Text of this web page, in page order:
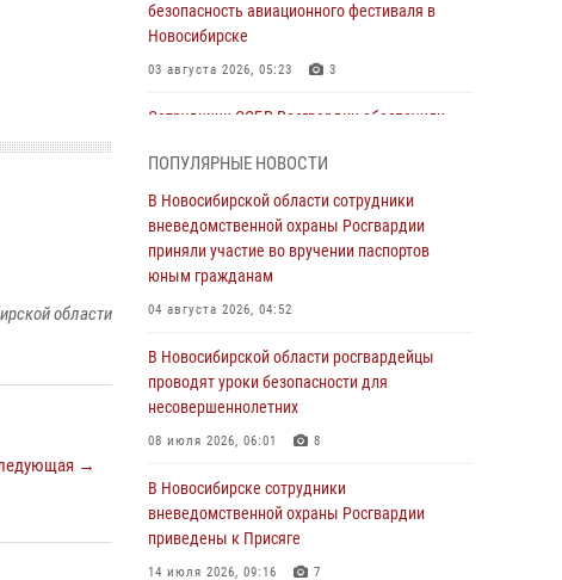
области
→
безопасность авиационного фестиваля в
Новосибирске
03 августа 2026, 05:23 3
Сотрудники СОБР Росгвардии обеспечили
обысков в рамках расследования серии
мошенничеств
31 июля 2026, 07:52
В Новосибирском военном институте
30 июля 2026, 08:11 8
При силовой поддержке бойцов ОМОН и
СОБР Росгвардии пресечена деятельность
сфере страхования
29 июля 2026, 05:19
В Новосибирске сотрудниками
ПОПУЛЯРНЫЕ НОВОСТИ
В Новосибирской области сотрудники
вневедомственной охраны Росгвардии
приняли участие во вручении паспортов
юным гражданам
04 августа 2026, 04:52
В Новосибирской области росгвардейцы
проводят уроки безопасности для
несовершеннолетних
08 июля 2026, 06:01 8
В Новосибирске сотрудники
вневедомственной охраны Росгвардии
приведены к Присяге
14 июля 2026, 09:16 7